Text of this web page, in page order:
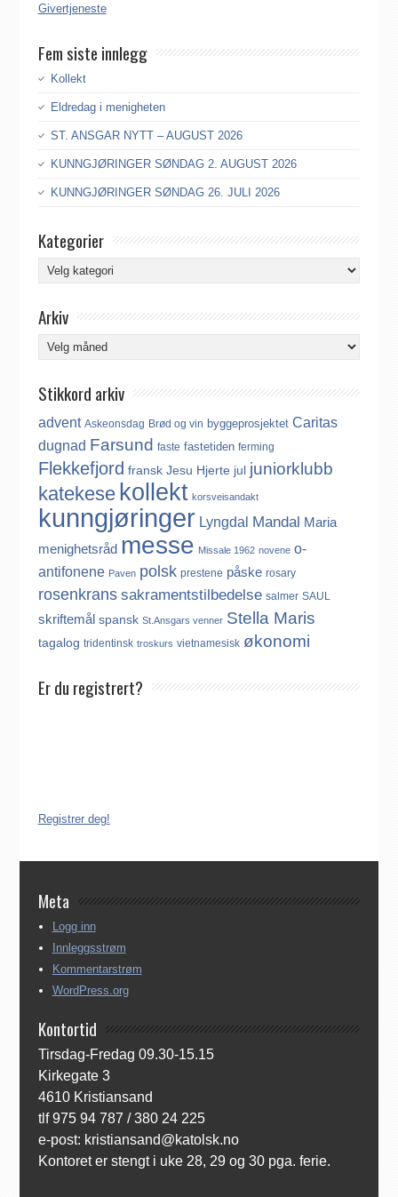
Givertjeneste
Fem siste innlegg
Kollekt
Eldredag i menigheten
ST. ANSGAR NYTT – AUGUST 2026
KUNNGJØRINGER SØNDAG 2. AUGUST 2026
KUNNGJØRINGER SØNDAG 26. JULI 2026
Kategorier
Kategorier
Arkiv
Arkiv
Stikkord arkiv
advent Askeonsdag Brød og vin byggeprosjektet Caritas
dugnad Farsund faste fastetiden ferming
Flekkefjord fransk Jesu Hjerte jul juniorklubb
katekese kollekt korsveisandakt
kunngjøringer Lyngdal Mandal Maria
menighetsråd messe Missale 1962 novene o-
antifonene Paven polsk prestene påske rosary
rosenkrans sakramentstilbedelse salmer SAUL
skriftemål spansk St.Ansgars venner Stella Maris
tagalog tridentinsk troskurs vietnamesisk økonomi
Er du registrert?
Registrer deg!
Meta
Logg inn
Innleggsstrøm
Kommentarstrøm
WordPress.org
Kontortid
Tirsdag-Fredag 09.30-15.15
Kirkegate 3
4610 Kristiansand
tlf 975 94 787 / 380 24 225
e-post: kristiansand@katolsk.no
Kontoret er stengt i uke 28, 29 og 30 pga. ferie.